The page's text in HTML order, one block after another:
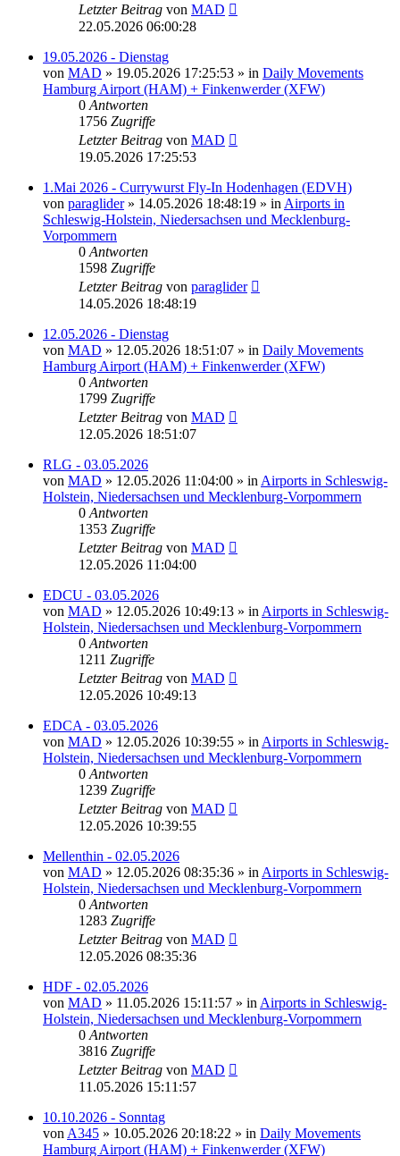
Letzter Beitrag von MAD
22.05.2026 06:00:28
19.05.2026 - Dienstag
von MAD » 19.05.2026 17:25:53 » in Daily Movements
Hamburg Airport (HAM) + Finkenwerder (XFW)
0 Antworten
1756 Zugriffe
Letzter Beitrag von MAD
19.05.2026 17:25:53
1.Mai 2026 - Currywurst Fly-In Hodenhagen (EDVH)
von paraglider» 14.05.2026 18:48:19 » in Airports in
Schleswig-Holstein, Niedersachsen und Mecklenburg-
Vorpommern
0 Antworten
1598 Zugriffe
Letzter Beitrag von paraglider
14.05.2026 18:48:19
12.05.2026 - Dienstag
von MAD » 12.05.2026 18:51:07 » in Daily Movements
Hamburg Airport (HAM) + Finkenwerder (XFW)
0 Antworten
1799 Zugriffe
Letzter Beitrag von MAD
12.05.2026 18:51:07
RLG - 03.05.2026
von MAD » 12.05.2026 11:04:00 » in Airports in Schleswig-
Holstein, Niedersachsen und Mecklenburg-Vorpommern
0 Antworten
1353 Zugriffe
Letzter Beitrag von MAD
12.05.2026 11:04:00
EDCU - 03.05.2026
von MAD » 12.05.2026 10:49:13 » in Airports in Schleswig-
Holstein, Niedersachsen und Mecklenburg-Vorpommern
0 Antworten
1211 Zugriffe
Letzter Beitrag von MAD
12.05.2026 10:49:13
EDCA - 03.05.2026
von MAD » 12.05.2026 10:39:55 » in Airports in Schleswig-
Holstein, Niedersachsen und Mecklenburg-Vorpommern
0 Antworten
1239 Zugriffe
Letzter Beitrag von MAD
12.05.2026 10:39:55
Mellenthin - 02.05.2026
von MAD » 12.05.2026 08:35:36 » in Airports in Schleswig-
Holstein, Niedersachsen und Mecklenburg-Vorpommern
0 Antworten
1283 Zugriffe
Letzter Beitrag von MAD
12.05.2026 08:35:36
HDF - 02.05.2026
von MAD » 11.05.2026 15:11:57 » in Airports in Schleswig-
Holstein, Niedersachsen und Mecklenburg-Vorpommern
0 Antworten
3816 Zugriffe
Letzter Beitrag von MAD
11.05.2026 15:11:57
10.10.2026 - Sonntag
von A345 » 10.05.2026 20:18:22 » in Daily Movements
Hamburg Airport (HAM) + Finkenwerder (XFW)